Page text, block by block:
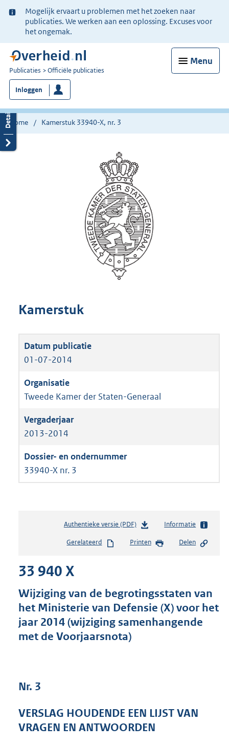
Ter
informatie:
Mogelijk ervaart u problemen met het zoeken naar
publicaties. We werken aan een oplossing. Excuses voor
het ongemak.
Menu
U
bent
nu
hier:
Publicaties Officiële publicaties
Inloggen
Home Kamerstuk 33940-X, nr. 3
Kamerstuk
01-07-2014
Tweede Kamer der Staten-Generaal
2013-2014
33940-X nr. 3
Authentieke versie (PDF)b
s
d
s
g
r
K
b
Informatie
Gerelateerd Printen Delen
33 940 X
Wijziging van de begrotingsstaten van
het Ministerie van Defensie (X) voor het
jaar 2014 (wijziging samenhangende
met de Voorjaarsnota)
Nr. 3
VERSLAG HOUDENDE EEN LIJST VAN
VRAGEN EN ANTWOORDEN